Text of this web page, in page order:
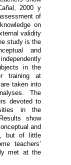
2000 y
of
on
validity
study is the
and
in the
training at
taken into
The
devoted to
in the
show
and
but of little
teachers’
met at the